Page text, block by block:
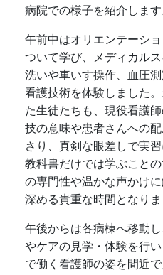
病院での様子を紹介します
午前中はオリエンテーシ
ついて学び、メディカル
洗いや車いす操作、血圧
看護技術を体験しました
た生徒たちも、 現役看護
技の意味や患者さんへの
さり、真剣な眼差しで実
教科書だけでは学ぶこと
の専門性や温かな声かけ
深める貴重な時間となりま
午後からは各病棟へ移動
やケアの見学・体験を行
で働く看護師の姿を間近